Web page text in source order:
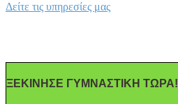
Δείτε τις υπηρεσίες μας
ΞΕΚΙΝΗΣΕ ΓΥΜΝΑΣΤΙΚΗ ΤΩΡΑ!